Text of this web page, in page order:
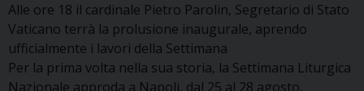
Alle ore 18 il cardinale Pietro Parolin, Segretario di Stato
Vaticano terrà la prolusione inaugurale, aprendo
ufficialmente i lavori della Settimana
Per la prima volta nella sua storia, la Settimana Liturgica
Nazionale approda a Napoli, dal 25 al 28 agosto,